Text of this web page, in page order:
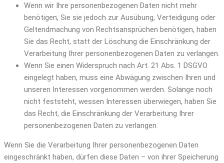
Wenn wir Ihre personenbezogenen Daten nicht mehr
benötigen, Sie sie jedoch zur Ausübung, Verteidigung oder
Geltendmachung von Rechtsansprüchen benötigen, haben
Sie das Recht, statt der Löschung die Einschränkung der
Verarbeitung Ihrer personenbezogenen Daten zu verlangen.
Wenn Sie einen Widerspruch nach Art. 21 Abs. 1 DSGVO
eingelegt haben, muss eine Abwägung zwischen Ihren und
unseren Interessen vorgenommen werden. Solange noch
nicht feststeht, wessen Interessen überwiegen, haben Sie
das Recht, die Einschränkung der Verarbeitung Ihrer
personenbezogenen Daten zu verlangen.
Wenn Sie die Verarbeitung Ihrer personenbezogenen Daten
eingeschränkt haben, dürfen diese Daten – von ihrer Speicherung